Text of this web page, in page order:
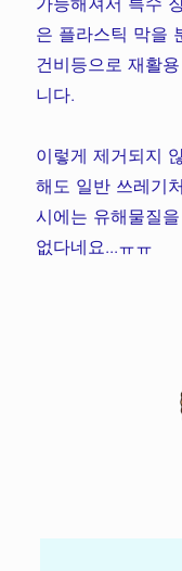
은 플라스틱 막을
건비등으로 재활
니다.
이렇게 제거되지
해도 일반 쓰레기
시에는 유해물질
없다네요...ㅠㅠ